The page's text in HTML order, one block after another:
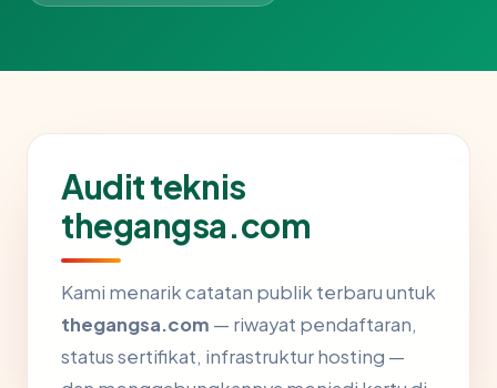
Audit teknis
thegangsa.com
Kami menarik catatan publik terbaru untuk
thegangsa.com — riwayat pendaftaran,
status sertifikat, infrastruktur hosting —